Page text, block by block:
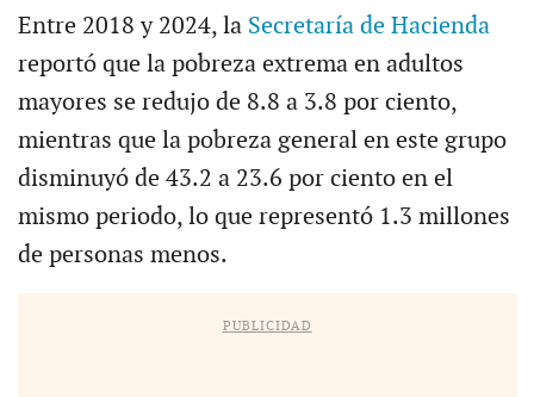
Entre 2018 y 2024, la Secretaría de Hacienda
reportó que la pobreza extrema en adultos
mayores se redujo de 8.8 a 3.8 por ciento,
mientras que la pobreza general en este grupo
disminuyó de 43.2 a 23.6 por ciento en el
mismo periodo, lo que representó 1.3 millones
de personas menos.
PUBLICIDAD